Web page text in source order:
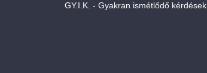
GY.I.K. - Gyakran ismétlődő kérdések